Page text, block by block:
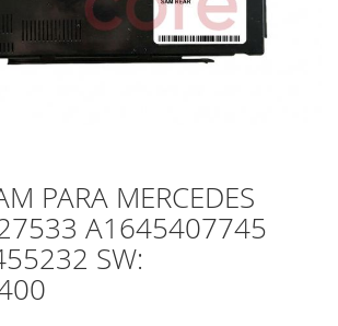
PARA MERCEDES
A1645407745
SW: